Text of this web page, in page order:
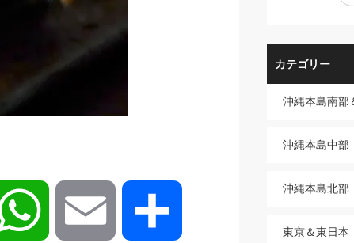
WhatsApp Email
カテゴリー
沖縄本島南部
沖縄本島中部
沖縄本島北部
東京＆東日本